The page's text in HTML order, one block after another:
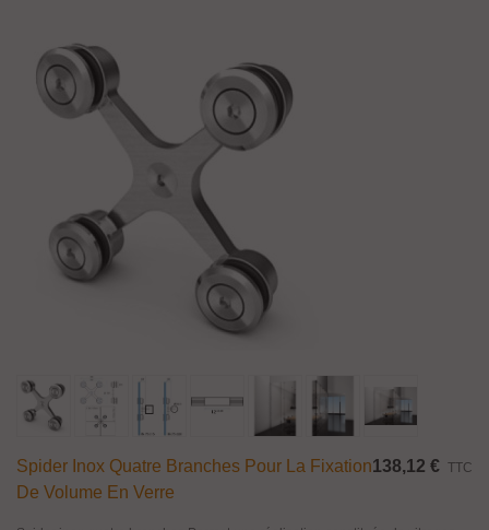
Spider Inox Quatre Branches Pour La Fixation
De Volume En Verre
138,12 € TTC